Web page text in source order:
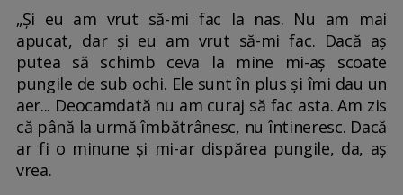
„Și eu am vrut să-mi fac la nas. Nu am mai
apucat, dar și eu am vrut să-mi fac. Dacă aș
putea să schimb ceva la mine mi-aș scoate
pungile de sub ochi. Ele sunt în plus și îmi dau un
aer... Deocamdată nu am curaj să fac asta. Am zis
că până la urmă îmbătrânesc, nu întineresc. Dacă
ar fi o minune și mi-ar dispărea pungile, da, aș
vrea.